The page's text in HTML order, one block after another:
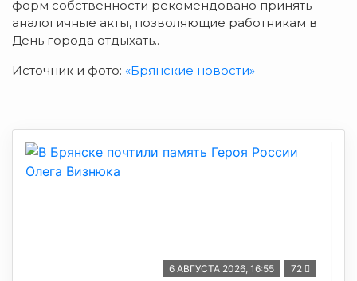
форм собственности рекомендовано принять
аналогичные акты, позволяющие работникам в
День города отдыхать..
Источник и фото: «Брянские новости»
6 АВГУСТА 2026, 16:55 72